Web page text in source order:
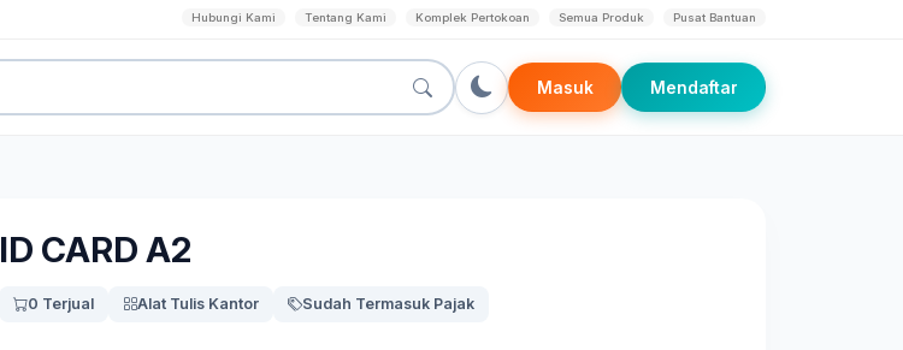
Hubungi Kami Tentang Kami Komplek Pertokoan Semua Produk Pusat Bantuan
Masuk Mendaftar
ID CARD A2
0 Terjual Alat Tulis Kantor Sudah Termasuk Pajak